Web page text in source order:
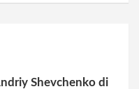
Shevchenko di